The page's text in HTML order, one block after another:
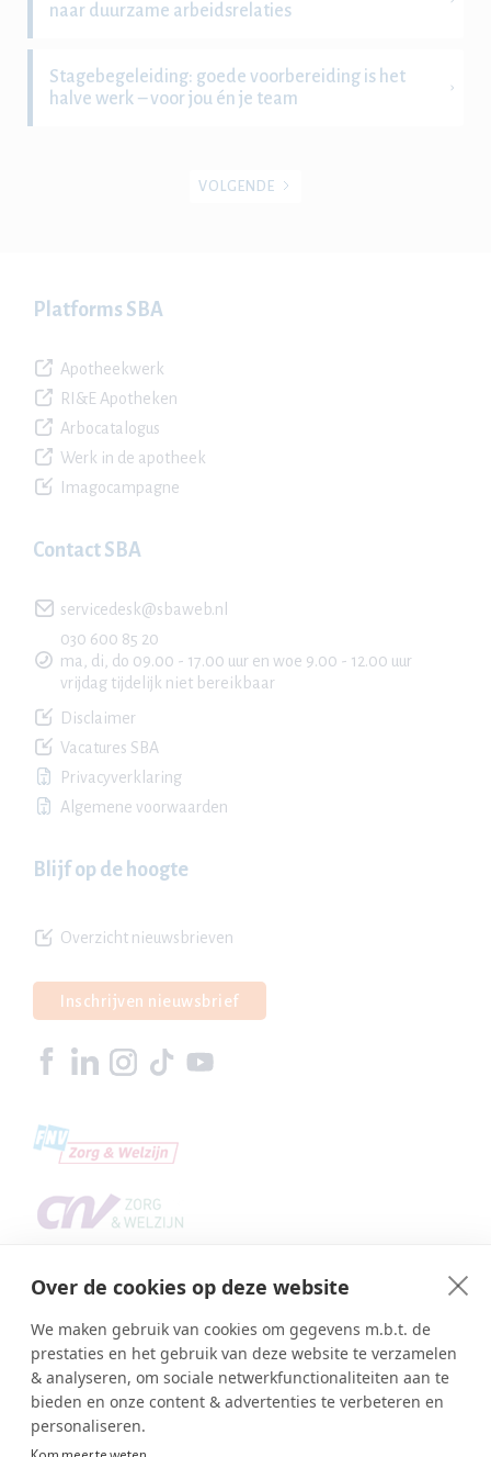
Over de cookies op deze website
We maken gebruik van cookies om gegevens m.b.t. de
prestaties en het gebruik van deze website te verzamelen
& analyseren, om sociale netwerkfunctionaliteiten aan te
bieden en onze content & advertenties te verbeteren en
personaliseren.
naar duurzame arbeidsrelaties
Stagebegeleiding: goede voorbereiding is het
halve werk – voor jou én je team
VOLGENDE
Platforms SBA
Apotheekwerk
RI&E Apotheken
Arbocatalogus
Werk in de apotheek
Imagocampagne
Contact SBA
servicedesk@sbaweb.nl
030 600 85 20
ma, di, do 09.00 - 17.00 uur en woe 9.00 - 12.00 uur
vrijdag tijdelijk niet bereikbaar
Disclaimer
Vacatures SBA
Privacyverklaring
Algemene voorwaarden
Blijf op de hoogte
Overzicht nieuwsbrieven
Inschrijven nieuwsbrief
Copyright © SBA Web 2026
Ambasco webdesign